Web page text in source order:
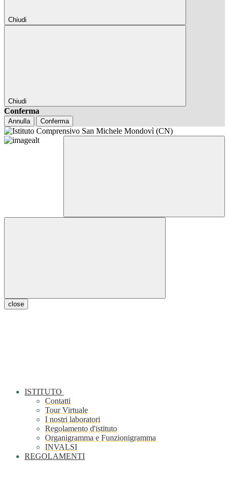
Chiudi
Chiudi
Conferma
Annulla Conferma
close
ISTITUTO
Contatti
Tour Virtuale
I nostri laboratori
Regolamento d'istituto
Organigramma e Funzionigramma
INVALSI
REGOLAMENTI